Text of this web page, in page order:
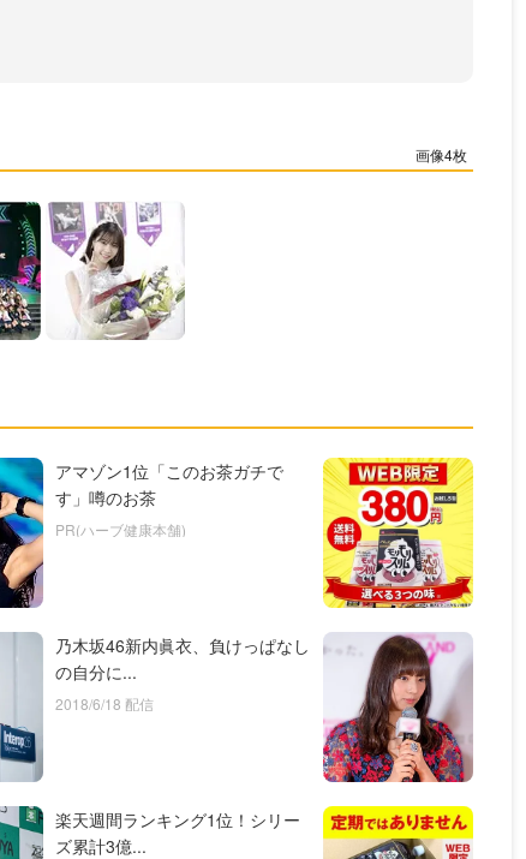
4
アマゾン1位「このお茶ガチで
す」噂のお茶
PR(ハーブ健康本舗)
乃木坂46新内眞衣、負けっぱなし
の自分に...
2018/6/18 配信
楽天週間ランキング1位！シリー
ズ累計3億...